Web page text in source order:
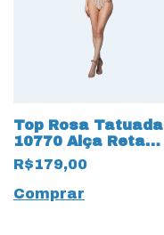
Top Rosa Tatuada
10770 Alça Reta
Crochet Bege
R$179,00
Comprar